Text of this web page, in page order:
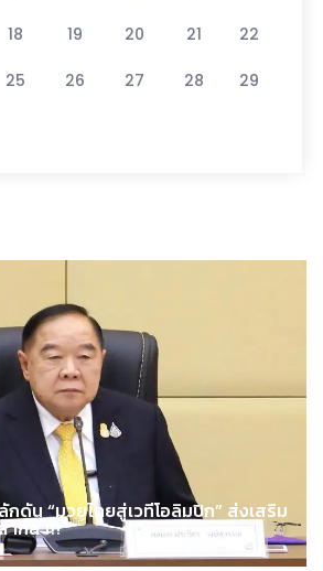
18 19 20 21 22
25 26 27 28 29
ดัน “มวยไทยสู่เวทีโอลิมปิก” ส่งเสริม
ากล !!!